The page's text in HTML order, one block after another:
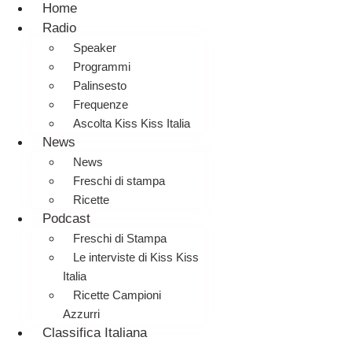
Home
Radio
Speaker
Programmi
Palinsesto
Frequenze
Ascolta Kiss Kiss Italia
News
News
Freschi di stampa
Ricette
Podcast
Freschi di Stampa
Le interviste di Kiss Kiss
Italia
Ricette Campioni
Azzurri
Classifica Italiana